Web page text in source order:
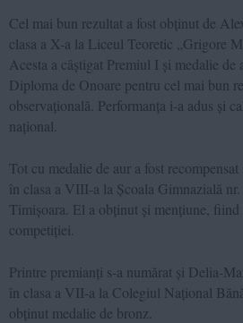
Cel mai bun rezultat a fost obținut de
clasa a X-a la Liceul Teoretic „Grigore
Acesta a câștigat Premiul I și medalie
Diploma de Onoare pentru cel mai bun
observațională. Performanța i-a adus și
național.
Tot cu medalie de aur a fost
în clasa a VIII-a la Școala Gimnazială
Timișoara. El a obținut și mențiune,
competiției.
Printre premianți s-a numărat și Delia-
în clasa a VII-a la Colegiul Național
obținut medalie de bronz.